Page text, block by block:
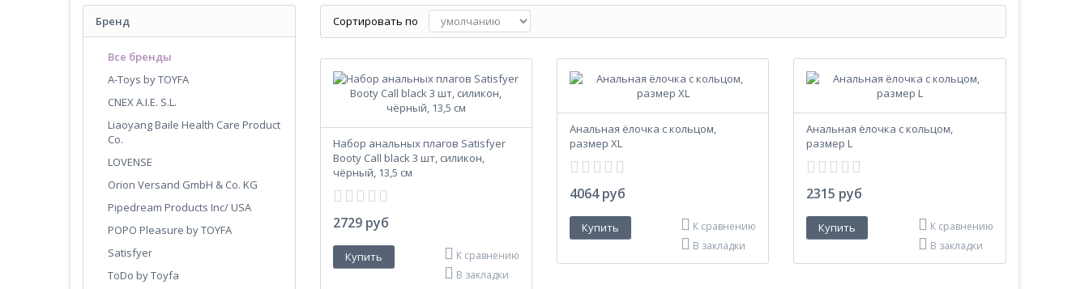
Бренд
Все бренды
A-Toys by TOYFA
CNEX A.I.E. S.L.
Liaoyang Baile Health Care Product
Co.
LOVENSE
Orion Versand GmbH & Co. KG
Pipedream Products Inc/ USA
POPO Pleasure by TOYFA
Satisfyer
ToDo by Toyfa
Сортировать по
Набор анальных плагов Satisfyer
Booty Call black 3 шт, силикон,
чёрный, 13,5 см
2729 руб
К сравнению
В закладки
Анальная ёлочка с кольцом,
размер XL
4064 руб
К сравнению
В закладки
Анальная ёлочка с кольцом,
размер L
2315 руб
К сравнению
В закладки